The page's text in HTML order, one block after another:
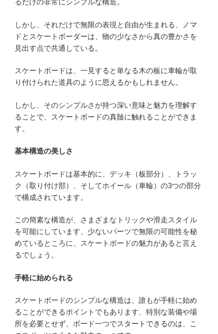
るだけの非常にシンプルな構造。
しかし、それだけで無限の表現と自由が生まれる、ノマ
ドとスケートボーダーは、物の少なさから真の豊かさを
見出す点で共通している。
スケートボードは、一見すると単なる木の板に車輪が取
り付けられた道具のように思えるかもしれません。
しかし、そのシンプルさが持つ深い意味と魅力を理解す
ることで、スケートボードの真髄に触れることができま
す。
基本構造の美しさ
スケートボードは基本的に、デッキ（板部分）、トラッ
ク（取り付け部）、そしてホイール（車輪）の3つの部分
で構成されています。
この簡素な構造が、さまざまなトリックや滑走スタイル
を可能にしています、少ないパーツで無限の可能性を秘
めているところに、スケートボードの魅力があると言え
るでしょう。
手軽に始められる
スケートボードのシンプルな構造は、誰もが手軽に始め
ることができるポイントでもあります、特別な装備や場
所を必要とせず、ボード一つでスタートできるのは、こ